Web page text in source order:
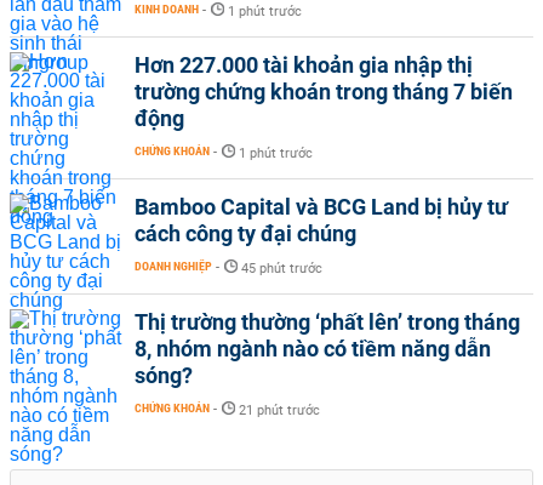
KINH DOANH - 1 phút trước
Hơn 227.000 tài khoản gia nhập thị
trường chứng khoán trong tháng 7 biến
động
CHỨNG KHOÁN - 1 phút trước
Bamboo Capital và BCG Land bị hủy tư
cách công ty đại chúng
DOANH NGHIỆP - 45 phút trước
Thị trường thường ‘phất lên’ trong tháng
8, nhóm ngành nào có tiềm năng dẫn
sóng?
CHỨNG KHOÁN - 21 phút trước